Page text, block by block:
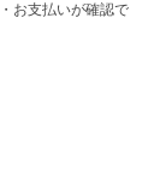
お支払いが確認で